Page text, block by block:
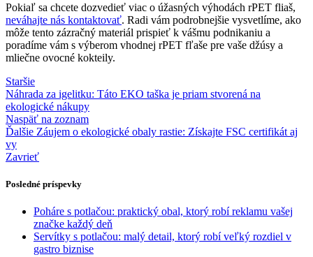
Pokiaľ sa chcete dozvedieť viac o úžasných výhodách rPET fliaš,
neváhajte nás kontaktovať. Radi vám podrobnejšie vysvetlíme, ako
môže tento zázračný materiál prispieť k vášmu podnikaniu a
poradíme vám s výberom vhodnej rPET fľaše pre vaše džúsy a
mliečne ovocné kokteily.
Staršie
Náhrada za igelitku: Táto EKO taška je priam stvorená na
ekologické nákupy
Naspäť na zoznam
Ďalšie Záujem o ekologické obaly rastie: Získajte FSC certifikát aj
vy
Zavrieť
Posledné príspevky
Poháre s potlačou: praktický obal, ktorý robí reklamu vašej
značke každý deň
Servítky s potlačou: malý detail, ktorý robí veľký rozdiel v
gastro biznise